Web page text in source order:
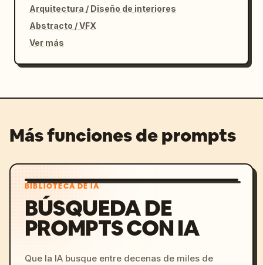
Arquitectura / Diseño de interiores
Abstracto / VFX
Ver más
Más funciones de prompts
BIBLIOTECA DE IA
BÚSQUEDA DE
PROMPTS CON IA
Que la IA busque entre decenas de miles de